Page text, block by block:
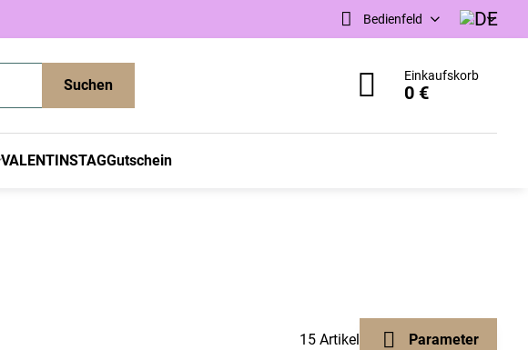
Bedienfeld
Suchen
Einkaufskorb
0 €
VALENTINSTAGGutschein
15 Artikel Parameter